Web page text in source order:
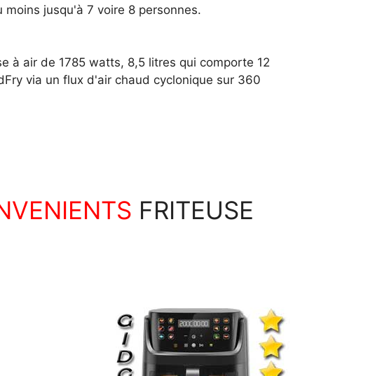
jusqu'à 7 voire 8 personnes.
à air de 1785 watts, 8,5 litres qui comporte 12
via un flux d'air chaud cyclonique sur 360
FRITEUSE